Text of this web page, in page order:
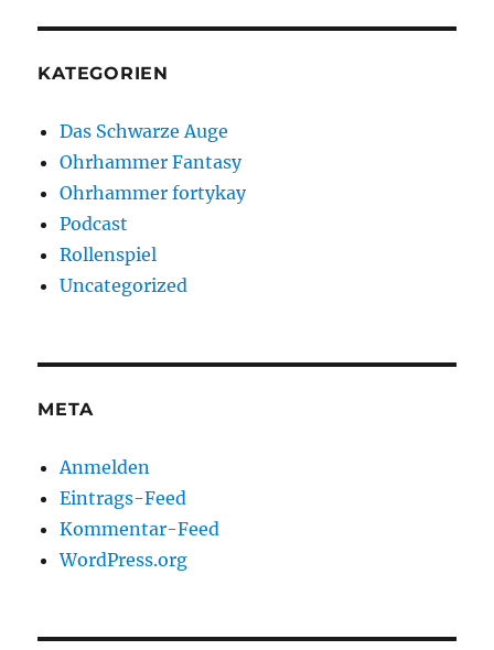
KATEGORIEN
Das Schwarze Auge
Ohrhammer Fantasy
Ohrhammer fortykay
Podcast
Rollenspiel
Uncategorized
META
Anmelden
Eintrags-Feed
Kommentar-Feed
WordPress.org